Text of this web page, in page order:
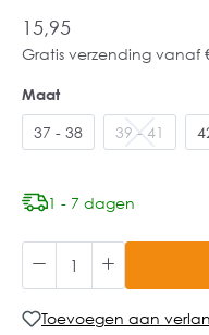
15,95
Gratis verzending vanaf
Maat
37 - 38 39 - 41
1 - 7 dagen
Toevoegen aan